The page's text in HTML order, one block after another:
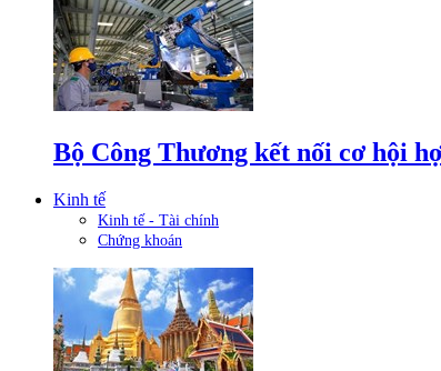
Bộ Công Thương kết nối cơ hội
Kinh tế
Kinh tế - Tài chính
Chứng khoán